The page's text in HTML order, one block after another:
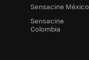
Sensacine México
Sensacine
Colombia